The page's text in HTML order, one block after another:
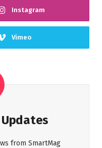
Instagram
Vimeo
from SmartMag